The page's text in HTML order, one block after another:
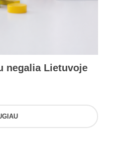
negalia Lietuvoje